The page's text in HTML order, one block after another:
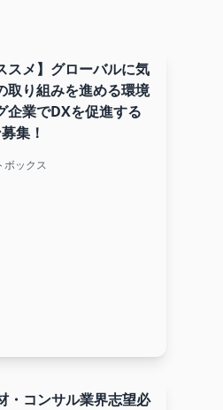
スメ】グローバルに気
取り組みを進める環境
企業でDXを促進する
集！
ボックス
・コンサル業界志望必